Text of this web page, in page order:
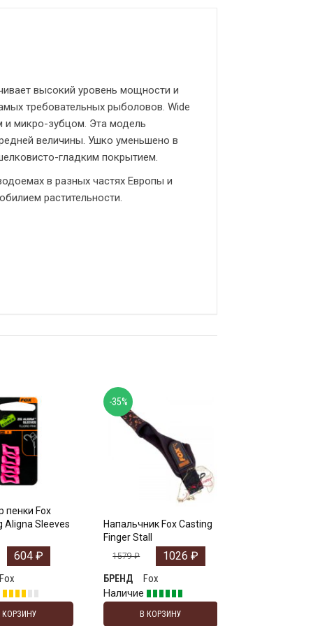
высокий уровень мощности и
требовательных рыболовов. Wide
и микро-зубцом. Эта модель
величины. Ушко уменьшено в
гладким покрытием.
в разных частях Европы и
растительности.
пенки Fox
Aligna Sleeves
604 ₽
Fox
КОРЗИНУ
Напальчник Fox Casting
Finger Stall
1579₽ 1026₽
БРЕНД
Fox
Наличие
В КОРЗИНУ
-35%